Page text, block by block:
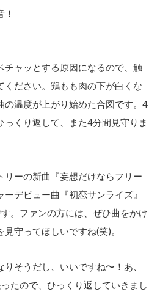
チャッとする原因になるので、触
ください。鶏もも肉の下が白くな
の温度が上がり始めた合図です。4
っくり返して、また4分間見守りま
リーの新曲『妄想だけならフリー
ーデビュー曲『初恋サンライズ』
。ファンの方には、ぜひ曲をかけ
守ってほしいですね(笑)。
そうだし、いいですね〜！あ、
たので、ひっくり返していきまし